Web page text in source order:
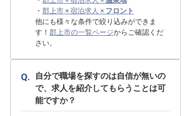
・ 郡上市 × 宿泊求人 × フロント
他にも様々な条件で絞り込みができま
す！ 郡上市の一覧ページからご確認くだ
さい。
自分で職場を探すのは自信が無いの
で、求人を紹介してもらうことは可
能ですか？